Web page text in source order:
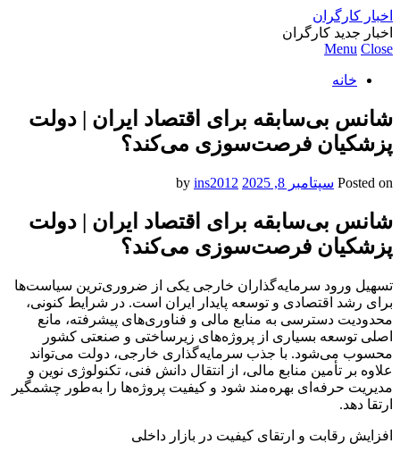
اخبار کارگران
اخبار جدید کارگران
Menu Close
خانه
شانس بی‌سابقه برای اقتصاد ایران | دولت
پزشکیان فرصت‌سوزی می‌کند؟
Posted on سپتامبر 8, 2025 ins2012
شانس بی‌سابقه برای اقتصاد ایران | دولت
پزشکیان فرصت‌سوزی می‌کند؟
تسهیل ورود سرمایه‌گذاران خارجی یکی از ضروری‌ترین سیاست‌ها
برای رشد اقتصادی و توسعه پایدار ایران است. در شرایط کنونی،
محدودیت دسترسی به منابع مالی و فناوری‌های پیشرفته، مانع
اصلی توسعه بسیاری از پروژه‌های زیرساختی و صنعتی کشور
محسوب می‌شود. با جذب سرمایه‌گذاری خارجی، دولت می‌تواند
علاوه بر تأمین منابع مالی، از انتقال دانش فنی، تکنولوژی نوین و
مدیریت حرفه‌ای بهره‌مند شود و کیفیت پروژه‌ها را به‌طور چشمگیر
ارتقا دهد.
افزایش رقابت و ارتقای کیفیت در بازار داخلی